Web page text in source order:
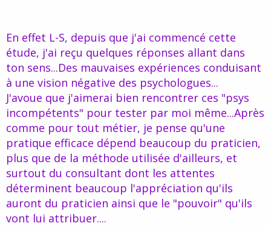
En effet L-S, depuis que j'ai commencé cette
étude, j'ai reçu quelques réponses allant dans
ton sens...Des mauvaises expériences conduisant
à une vision négative des psychologues...
J'avoue que j'aimerai bien rencontrer ces "psys
incompétents" pour tester par moi même...Après
comme pour tout métier, je pense qu'une
pratique efficace dépend beaucoup du praticien,
plus que de la méthode utilisée d'ailleurs, et
surtout du consultant dont les attentes
déterminent beaucoup l'appréciation qu'ils
auront du praticien ainsi que le "pouvoir" qu'ils
vont lui attribuer....